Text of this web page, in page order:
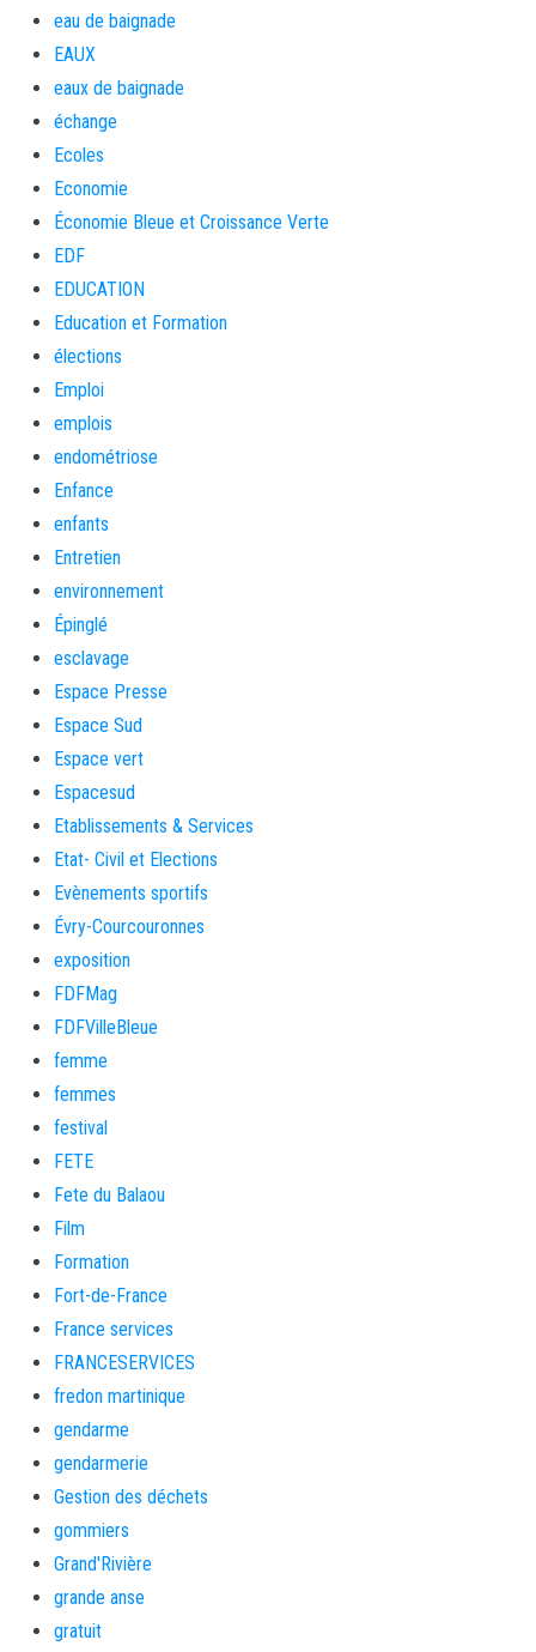
eau de baignade
EAUX
eaux de baignade
échange
Ecoles
Economie
Économie Bleue et Croissance Verte
EDF
EDUCATION
Education et Formation
élections
Emploi
emplois
endométriose
Enfance
enfants
Entretien
environnement
Épinglé
esclavage
Espace Presse
Espace Sud
Espace vert
Espacesud
Etablissements & Services
Etat- Civil et Elections
Evènements sportifs
Évry-Courcouronnes
exposition
FDFMag
FDFVilleBleue
femme
femmes
festival
FETE
Fete du Balaou
Film
Formation
Fort-de-France
France services
FRANCESERVICES
fredon martinique
gendarme
gendarmerie
Gestion des déchets
gommiers
Grand'Rivière
grande anse
gratuit